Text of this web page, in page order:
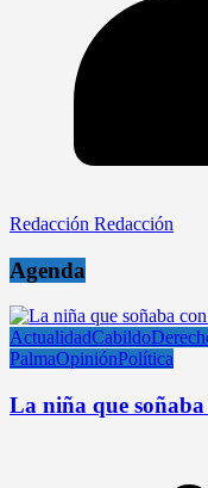
Redacción Redacción
Agenda
ActualidadCabildo
PalmaOpiniónPolítica
La niña que